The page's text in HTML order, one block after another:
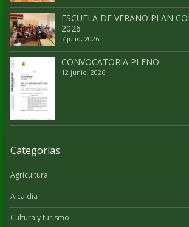
ESCUELA DE VERANO PLAN
2026
7 julio, 2026
CONVOCATORIA PLENO
12 junio, 2026
Categorías
Agricultura
Alcaldía
Cultura y turismo